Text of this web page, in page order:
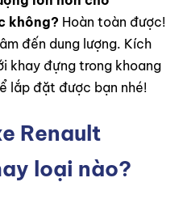
không? Hoàn toàn được!
đến dung lượng. Kích
khay đựng trong khoang
lắp đặt được bạn nhé!
Renault
loại nào?